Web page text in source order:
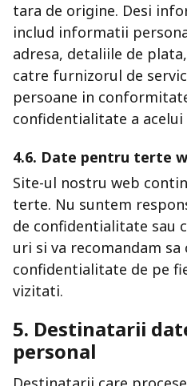
tara de origine. Desi
includ informatii
adresa, detaliile de
catre furnizorul de
persoane in
confidentialitate a acelui
4.6. Date pentru terte
Site-ul nostru web
terte. Nu suntem
de confidentialitate sau
uri si va recomandam
confidentialitate de pe
vizitati.
5. Destinatarii
personal